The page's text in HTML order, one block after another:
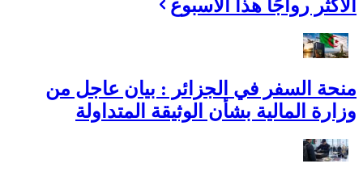
الأكثر رواجًا هذا الاسبوع
منحة السفر في الجزائر : بيان عاجل من
وزارة المالية بشأن الوثيقة المتداولة